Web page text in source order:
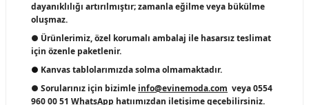
dayanıklılığı artırılmıştır; zamanla eğilme veya bükülme
oluşmaz.
● Ürünlerimiz, özel korumalı ambalaj ile hasarsız teslimat
için özenle paketlenir.
● Kanvas tablolarımızda solma olmamaktadır.
● Sorularınız için bizimle info@evinemoda.com veya 0554
960 00 51 WhatsApp hatıımızdan iletişime geçebilirsiniz.